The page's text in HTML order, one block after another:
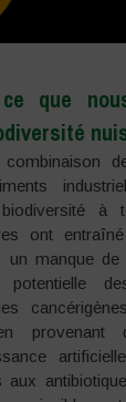
que
à
ont entraîné
un manque
potentielle
provenant
aux